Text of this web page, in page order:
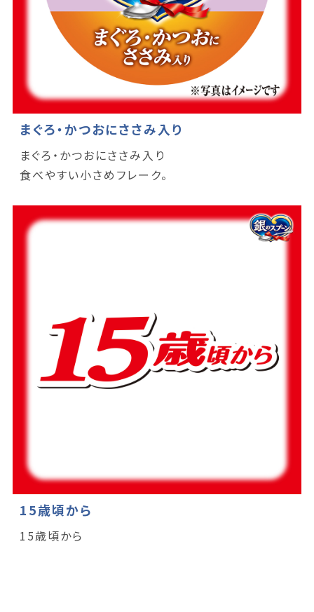
まぐろ・かつおにささみ入り
まぐろ・かつおにささみ入り
食べやすい小さめフレーク。
15歳頃から
15歳頃から